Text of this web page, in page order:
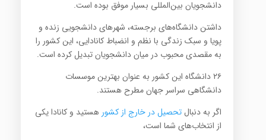
دانشجویان بین‌المللی بسیار موفق بوده است.
داشتن دانشگاه‌های برجسته، شهرهای دانشجویی زنده و
پویا و سبک زندگی با نظم و انضباط کانادایی، این کشور را
به مقصدی محبوب در میان دانشجویان تبدیل کرده است.
۲۶ دانشگاه این کشور به عنوان بهترین موسسات
دانشگاهی سراسر جهان مطرح هستند.
اگر به دنبالتحصیل در خارج از کشور هستید و کانادا یکی
از انتخاب‌های شما است،